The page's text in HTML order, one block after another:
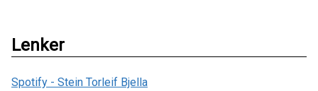
Lenker
Spotify - Stein Torleif Bjella